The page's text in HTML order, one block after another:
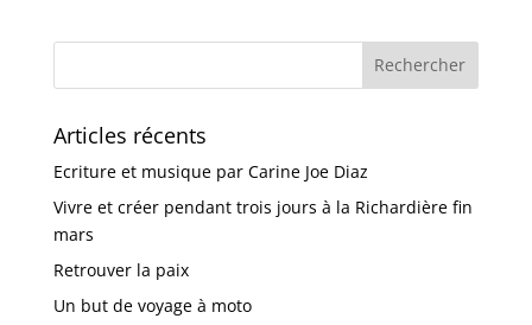
Articles récents
Ecriture et musique par Carine Joe Diaz
Vivre et créer pendant trois jours à la Richardière fin
mars
Retrouver la paix
Un but de voyage à moto